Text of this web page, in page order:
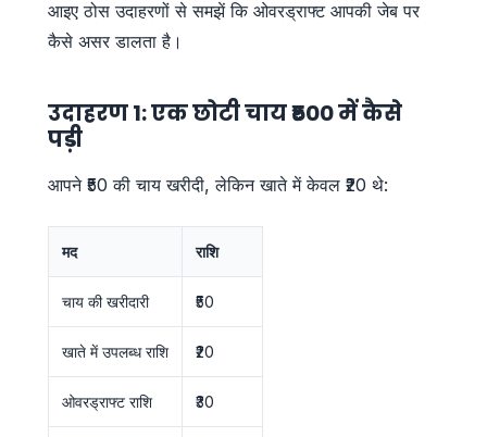
आइए ठोस उदाहरणों से समझें कि ओवरड्राफ्ट आपकी जेब पर
कैसे असर डालता है।
उदाहरण 1: एक छोटी चाय ₹500 में कैसे
पड़ी
आपने ₹50 की चाय खरीदी, लेकिन खाते में केवल ₹20 थे:
मद राशि
चाय की खरीदारी ₹50
खाते में उपलब्ध राशि ₹20
ओवरड्राफ्ट राशि ₹30